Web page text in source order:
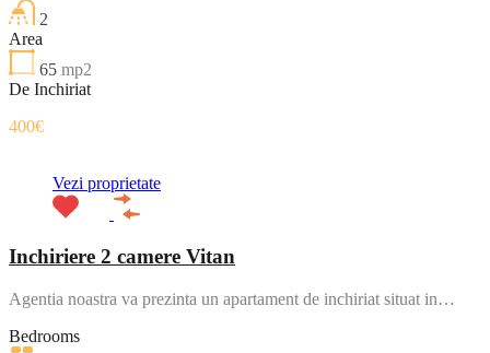
2
Area
65 mp2
De Inchiriat
400€
Vezi proprietate
Inchiriere 2 camere Vitan
Agentia noastra va prezinta un apartament de inchiriat situat in…
Bedrooms